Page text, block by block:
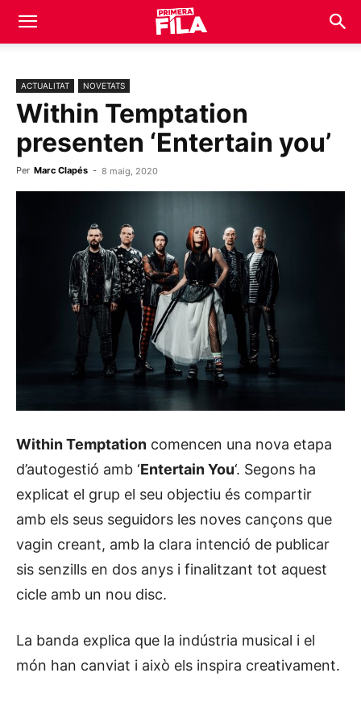
ACTUALITAT NOVETATS
Within Temptation
presenten ‘Entertain you’
Per Marc Clapés - 8 maig, 2020
Within Temptation comencen una nova etapa
d’autogestió amb ‘Entertain You‘. Segons ha
explicat el grup el seu objectiu és compartir
amb els seus seguidors les noves cançons que
vagin creant, amb la clara intenció de publicar
sis senzills en dos anys i finalitzant tot aquest
cicle amb un nou disc.
La banda explica que la indústria musical i el
món han canviat i això els inspira creativament.